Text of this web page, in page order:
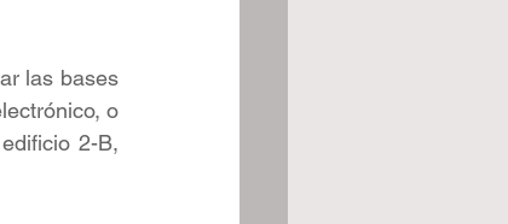
las bases
o
2-B,